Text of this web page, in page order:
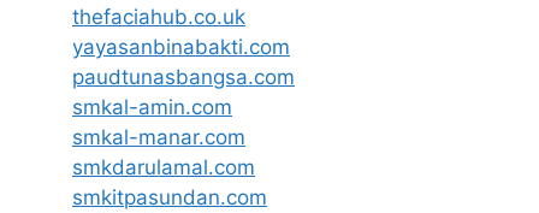
thefaciahub.co.uk
yayasanbinabakti.com
paudtunasbangsa.com
smkal-amin.com
smkal-manar.com
smkdarulamal.com
smkitpasundan.com